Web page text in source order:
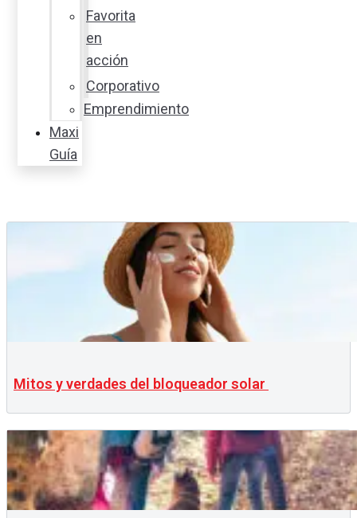
Favorita
en
acción
Corporativo
Emprendimiento
Maxi
Guía
Mitos y verdades del bloqueador solar